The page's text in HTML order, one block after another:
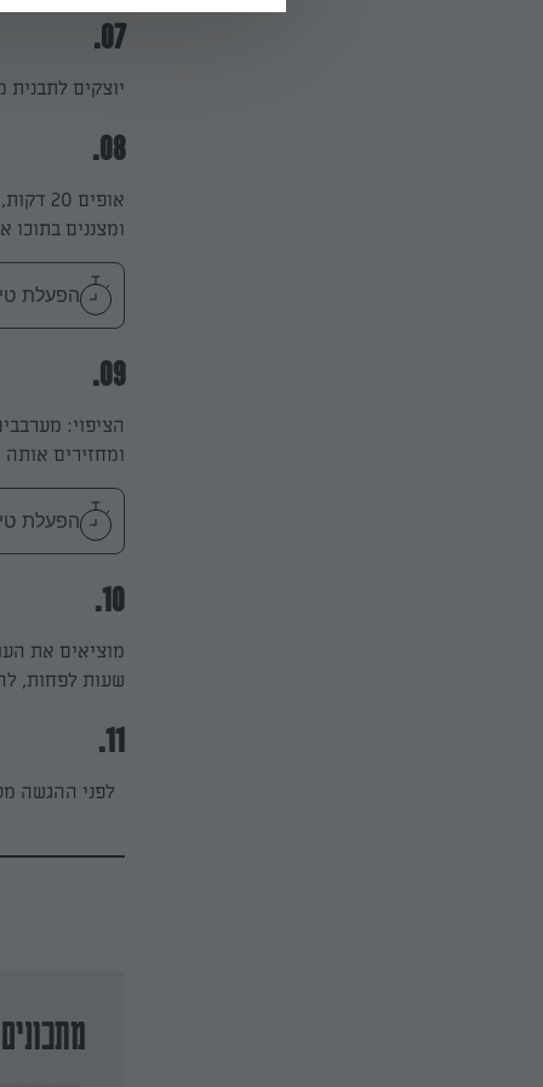
07.
יוצקים
08.
ומצננים
הפעלת טיימר
09.
הציפוי:
ומחזירים אותה לתנור ל-
הפעלת טיימר
10.
שעות לפחות,
11.
לפני ההגשה